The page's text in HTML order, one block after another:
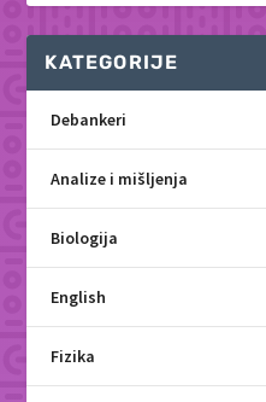
KATEGORIJE
Debankeri
Analize i mišljenja
Biologija
English
Fizika